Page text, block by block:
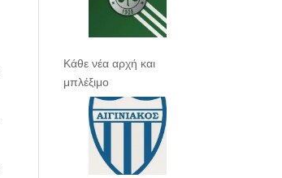
Κάθε νέα αρχή και
μπλέξιμο